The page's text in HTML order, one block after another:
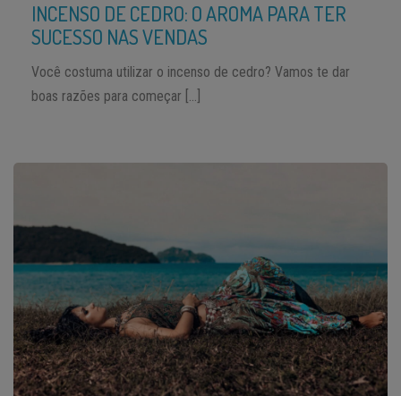
INCENSO DE CEDRO: O AROMA PARA TER
SUCESSO NAS VENDAS
Você costuma utilizar o incenso de cedro? Vamos te dar
boas razões para começar […]